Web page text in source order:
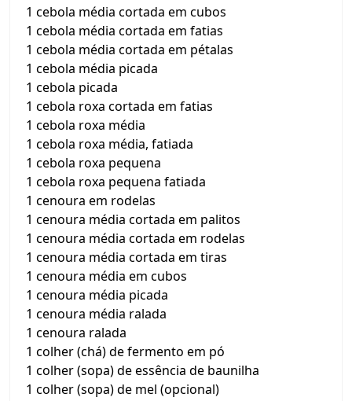
1 cebola média cortada em cubos
1 cebola média cortada em fatias
1 cebola média cortada em pétalas
1 cebola média picada
1 cebola picada
1 cebola roxa cortada em fatias
1 cebola roxa média
1 cebola roxa média, fatiada
1 cebola roxa pequena
1 cebola roxa pequena fatiada
1 cenoura em rodelas
1 cenoura média cortada em palitos
1 cenoura média cortada em rodelas
1 cenoura média cortada em tiras
1 cenoura média em cubos
1 cenoura média picada
1 cenoura média ralada
1 cenoura ralada
1 colher (chá) de fermento em pó
1 colher (sopa) de essência de baunilha
1 colher (sopa) de mel (opcional)